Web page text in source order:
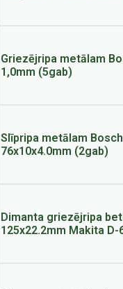
Griezējripa metālam
1,0mm (5gab)
Slīpripa metālam
76x10x4.0mm (2gab)
Dimanta griezējripa
125x22.2mm Makita D-